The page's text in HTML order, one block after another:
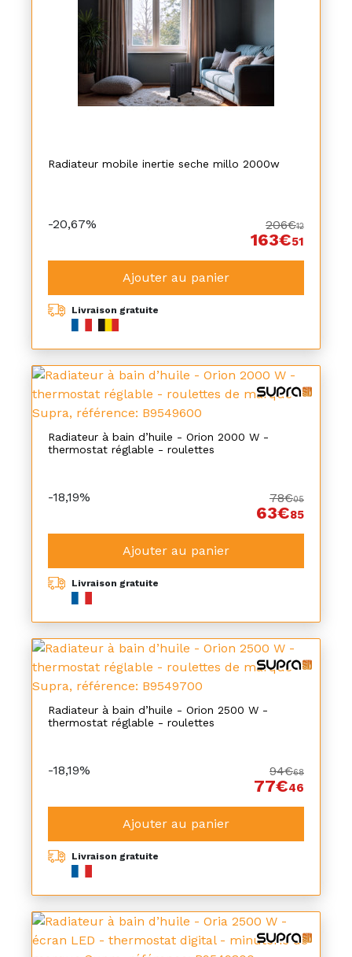
Radiateur mobile inertie seche millo 2000w
-20,67% 206€12
163€51
Ajouter au panier
Livraison gratuite
Radiateur à bain d’huile - Orion 2000 W -
thermostat réglable - roulettes
-18,19% 78€05
63€85
Ajouter au panier
Livraison gratuite
Radiateur à bain d’huile - Orion 2500 W -
thermostat réglable - roulettes
-18,19% 94€68
77€46
Ajouter au panier
Livraison gratuite